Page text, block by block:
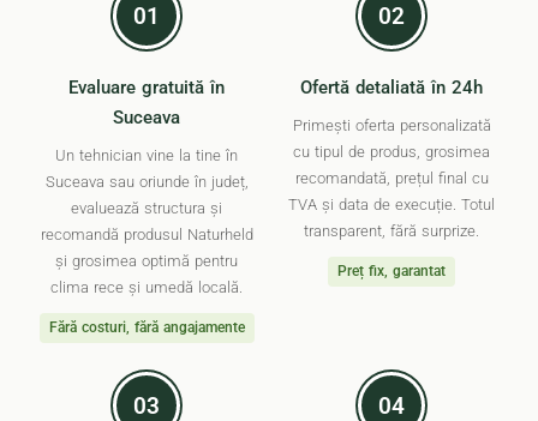
01
Evaluare gratuită în
Suceava
Un tehnician vine la tine în
Suceava sau oriunde în județ,
evaluează structura și
recomandă produsul Naturheld
și grosimea optimă pentru
clima rece și umedă locală.
Fără costuri, fără angajamente
02
Ofertă detaliată în 24h
Primești oferta personalizată
cu tipul de produs, grosimea
recomandată, prețul final cu
TVA și data de execuție. Totul
transparent, fără surprize.
Preț fix, garantat
03 04